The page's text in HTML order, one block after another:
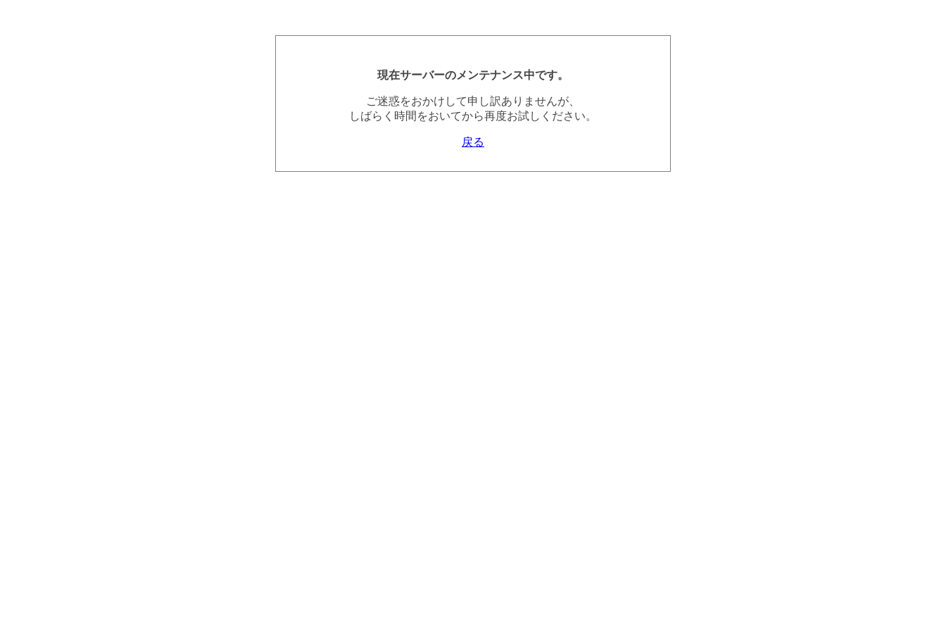
現在サーバーのメンテナンス中です。
ご迷惑をおかけして申し訳ありませんが、
しばらく時間をおいてから再度お試しください。
戻る